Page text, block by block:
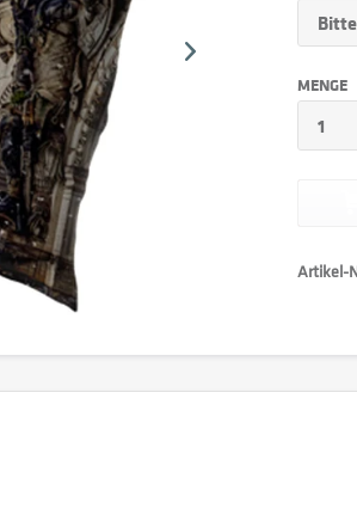
MENGE
Artikel-